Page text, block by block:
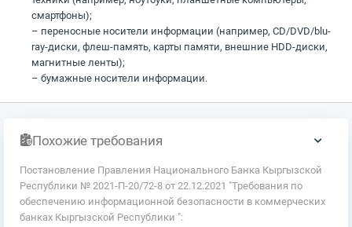
смартфоны);
– переносные носители информации (например, CD/DVD/blu-
ray-диски, флеш-память, карты памяти, внешние HDD-диски,
магнитные ленты);
– бумажные носители информации.
Похожие требования
Постановление Правления Национального Банка Кыргызской
Республики № 2021-П-20/72-8 от 22.12.2021 "Требования по
обеспечению информационной безопасности в коммерческих
банках Кыргызской Республики ":